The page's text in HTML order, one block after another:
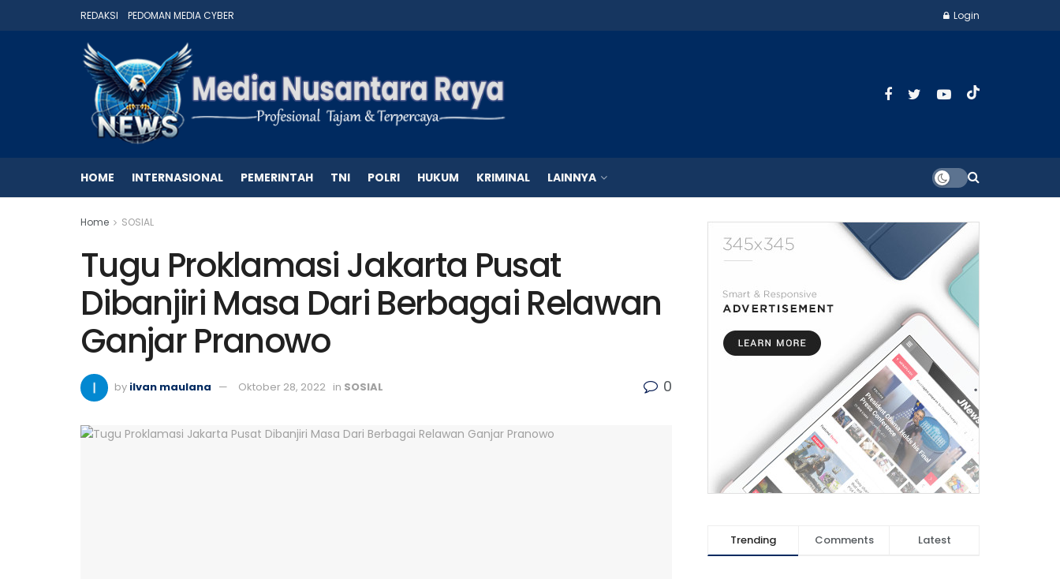
REDAKSI PEDOMAN MEDIA CYBER Login
HOME INTERNASIONAL PEMERINTAH TNI POLRI HUKUM KRIMINAL LAINNYA
Home SOSIAL
Tugu Proklamasi Jakarta Pusat
Dibanjiri Masa Dari Berbagai Relawan
Ganjar Pranowo
by ilvan maulana Oktober 28, 2022 in SOSIAL 0
Trending Comments Latest